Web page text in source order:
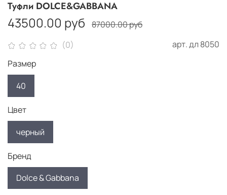
(0) арт.дл 8050
Туфли DOLCE&GABBANA
43500.00 руб 87000.00 руб
Размер
40
Цвет
черный
Бренд
Dolce & Gabbana